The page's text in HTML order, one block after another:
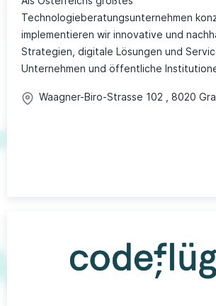
Technologieberatungsunternehmen
implementieren wir innovative und
Strategien, digitale Lösungen und
Unternehmen und öffentliche
Waagner-Biro-Strasse 102 8020